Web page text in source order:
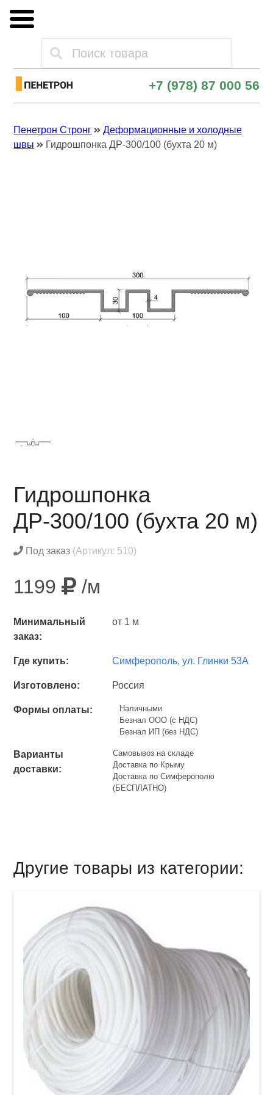
Каталог товаров
Опт и поставки
+7 (978) 87 000 56
Пенетрон Стронг
Деформационные и холодные
швы
Гидрошпонка ДР-300/100 (бухта 20 м)
Гидрошпонка
ДР-300/100 (бухта 20 м)
Под заказ (Артикул: 510)
1199 /м
Минимальный
заказ:
от 1 м
Где купить: Симферополь, ул. Глинки 53А
Изготовлено: Россия
Формы оплаты:
Наличными
Безнал ООО (с НДС)
Безнал ИП (без НДС)
Варианты
доставки:
Самовывоз на складе
Доставка по Крыму
Доставка по Симферополю
(БЕСПЛАТНО)
Другие товары из категории: